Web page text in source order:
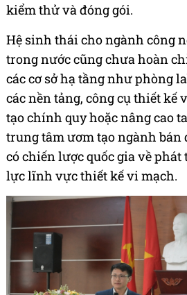
kiểm thử và đóng gói.
Hệ sinh thái cho ngành công
trong nước cũng chưa hoàn
các cơ sở hạ tầng như phòng
các nền tảng, công cụ thiết kế
tạo chính quy hoặc nâng cao
trung tâm ươm tạo ngành bán
có chiến lược quốc gia về
lực lĩnh vực thiết kế vi mạch.